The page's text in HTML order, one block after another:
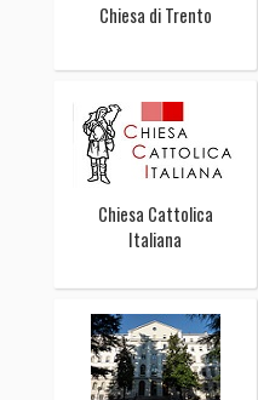
Chiesa di Trento
Chiesa Cattolica
Italiana